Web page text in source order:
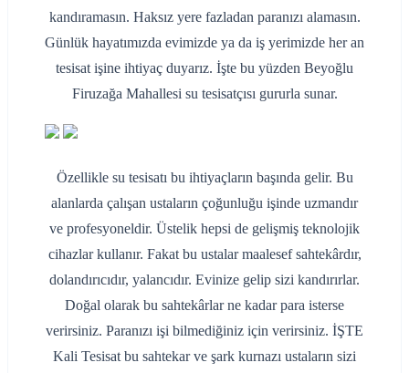
kandıramasın. Haksız yere fazladan paranızı alamasın.
Günlük hayatımızda evimizde ya da iş yerimizde her an
tesisat işine ihtiyaç duyarız. İşte bu yüzden Beyoğlu
Firuzağa Mahallesi su tesisatçısı gururla sunar.
Özellikle su tesisatı bu ihtiyaçların başında gelir. Bu
alanlarda çalışan ustaların çoğunluğu işinde uzmandır
ve profesyoneldir. Üstelik hepsi de gelişmiş teknolojik
cihazlar kullanır. Fakat bu ustalar maalesef sahtekârdır,
dolandırıcıdır, yalancıdır. Evinize gelip sizi kandırırlar.
Doğal olarak bu sahtekârlar ne kadar para isterse
verirsiniz. Paranızı işi bilmediğiniz için verirsiniz. İŞTE
Kali Tesisat bu sahtekar ve şark kurnazı ustaların sizi